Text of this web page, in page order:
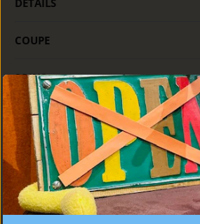
DÉTAILS
COUPE
SOINS
CONSEIL PERSONNALISÉ
MEILLEURES